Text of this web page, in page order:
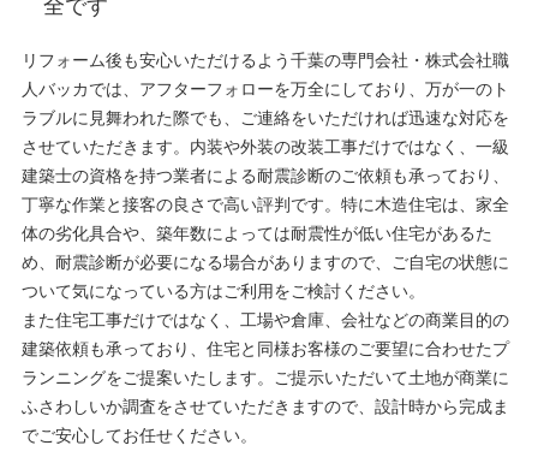
リフォーム後も安心いただけるよう千葉の専門会社・株式会社職
人バッカでは、アフターフォローを万全にしており、万が一のト
ラブルに見舞われた際でも、ご連絡をいただければ迅速な対応を
させていただきます。内装や外装の改装工事だけではなく、一級
建築士の資格を持つ業者による耐震診断のご依頼も承っており、
丁寧な作業と接客の良さで高い評判です。特に木造住宅は、家全
体の劣化具合や、築年数によっては耐震性が低い住宅があるた
め、耐震診断が必要になる場合がありますので、ご自宅の状態に
ついて気になっている方はご利用をご検討ください。
また住宅工事だけではなく、工場や倉庫、会社などの商業目的の
建築依頼も承っており、住宅と同様お客様のご要望に合わせたプ
ランニングをご提案いたします。ご提示いただいて土地が商業に
ふさわしいか調査をさせていただきますので、設計時から完成ま
でご安心してお任せください。